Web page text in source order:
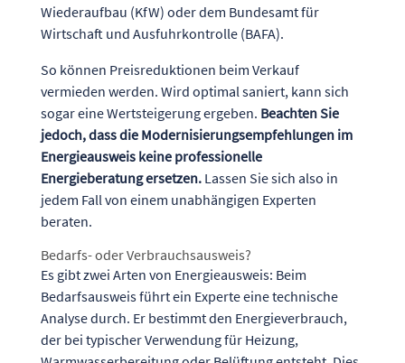
Wiederaufbau (KfW) oder dem Bundesamt für
Wirtschaft und Ausfuhrkontrolle (BAFA).
So können Preisreduktionen beim Verkauf
vermieden werden. Wird optimal saniert, kann sich
sogar eine Wertsteigerung ergeben. Beachten Sie
jedoch, dass die Modernisierungsempfehlungen im
Energieausweis keine professionelle
Energieberatung ersetzen.Lassen Sie sich also in
jedem Fall von einem unabhängigen Experten
beraten.
Bedarfs- oder Verbrauchsausweis?
Es gibt zwei Arten von Energieausweis: Beim
Bedarfsausweis führt ein Experte eine technische
Analyse durch. Er bestimmt den Energieverbrauch,
der bei typischer Verwendung für Heizung,